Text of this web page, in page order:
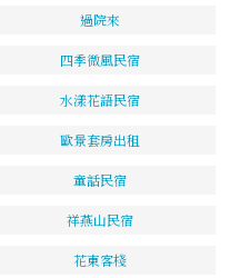
過院來
四季微風民宿
水漾花語民宿
歐景套房出租
童話民宿
祥燕山民宿
花東客棧